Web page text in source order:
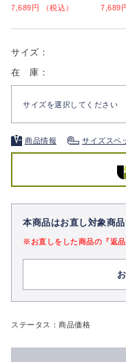
7,689円 （税込）
7,689
サイズ：
在 庫：
サイズを選択してください
商品情報 サイズスペ
本商品はお直し対象商
※お直しをした商品の『返品
ステータス：商品価格